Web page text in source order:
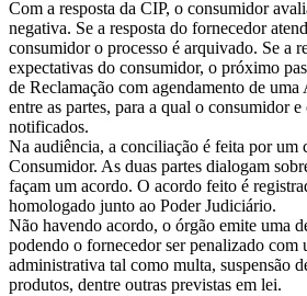
Com a resposta da CIP, o consumidor
negativa. Se a resposta do fornecedor
consumidor o processo é arquivado. Se a
expectativas do consumidor, o próximo
de Reclamação com agendamento de
entre as partes, para a qual o consumidor
notificados.
Na audiência, a conciliação é feita por um
Consumidor. As duas partes dialogam
façam um acordo. O acordo feito é
homologado junto ao Poder Judiciário.
Não havendo acordo, o órgão emite uma
podendo o fornecedor ser penalizado com
administrativa tal como multa, suspensão
produtos, dentre outras previstas em lei.